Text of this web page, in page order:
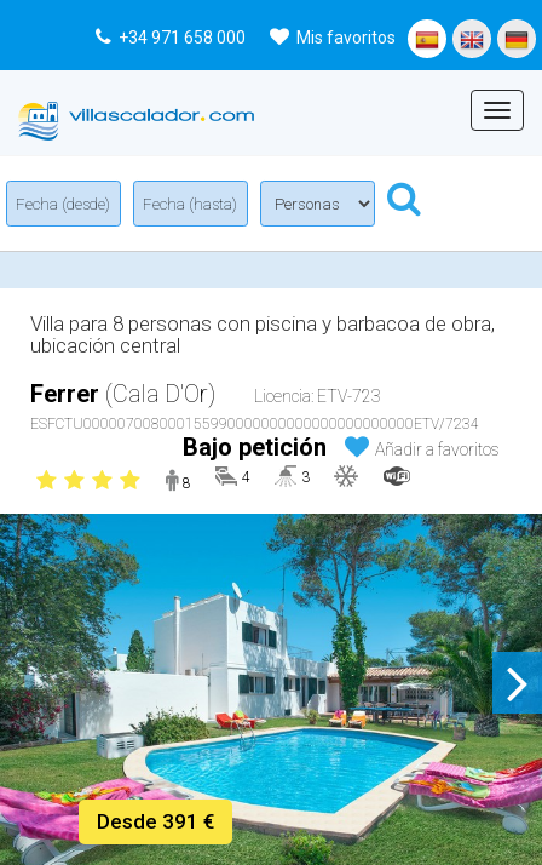
Mis favoritos
+34 971 658 000
Menu
Villa para 8 personas con piscina y barbacoa de obra,
ubicación central
Ferrer (Cala D'Or) Licencia: ETV-723
ESFCTU000007008000155990000000000000000000000ETV/7234
Bajo petición Añadir a favoritos
8 4 3
Desde 391 €